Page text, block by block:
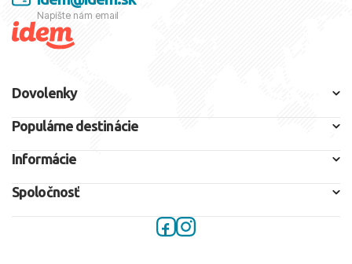
Napíšte nám email
Dovolenky
Populárne destinácie
Informácie
Spoločnosť